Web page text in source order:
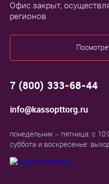
Офис закрыт,
регионов
7 (800) 333-68-44
info@kassopttorg.ru
понедельник – пятница: с
суббота и воскресенье: